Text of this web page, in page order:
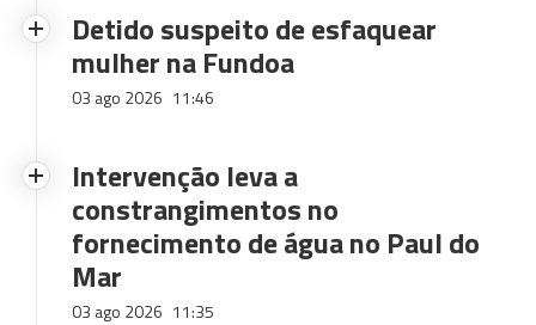
Detido suspeito de esfaquear
mulher na Fundoa
03 ago 2026 11:46
Intervenção leva a
constrangimentos no
fornecimento de água no Paul do
Mar
03 ago 2026 11:35